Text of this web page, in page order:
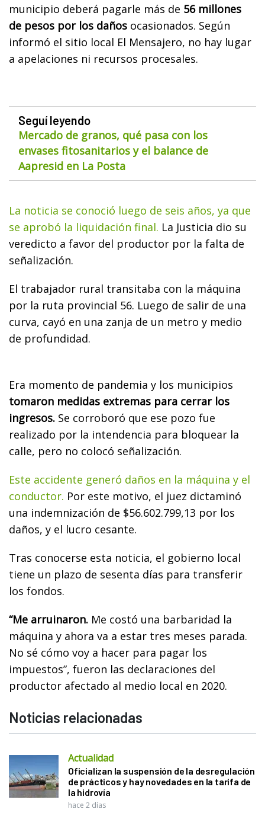
municipio deberá pagarle más de 56 millones
de pesos por los daños ocasionados. Según
informó el sitio local El Mensajero, no hay lugar
a apelaciones ni recursos procesales.
Seguí leyendo
Mercado de granos, qué pasa con los
envases fitosanitarios y el balance de
Aapresid en La Posta
La noticia se conoció luego de seis años, ya que
se aprobó la liquidación final. La Justicia dio su
veredicto a favor del productor por la falta de
señalización.
El trabajador rural transitaba con la máquina
por la ruta provincial 56. Luego de salir de una
curva, cayó en una zanja de un metro y medio
de profundidad.
Era momento de pandemia y los municipios
tomaron medidas extremas para cerrar los
ingresos. Se corroboró que ese pozo fue
realizado por la intendencia para bloquear la
calle, pero no colocó señalización.
Este accidente generó daños en la máquina y el
conductor. Por este motivo, el juez dictaminó
una indemnización de $56.602.799,13 por los
daños, y el lucro cesante.
Tras conocerse esta noticia, el gobierno local
tiene un plazo de sesenta días para transferir
los fondos.
“Me arruinaron. Me costó una barbaridad la
máquina y ahora va a estar tres meses parada.
No sé cómo voy a hacer para pagar los
impuestos”, fueron las declaraciones del
productor afectado al medio local en 2020.
Noticias relacionadas
Actualidad
Oficializan la suspensión de la desregulación
de prácticos y hay novedades en la tarifa de
la hidrovía
hace 2 días